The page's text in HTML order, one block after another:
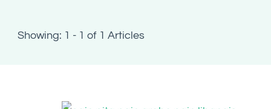
Showing: 1 - 1 of 1 Articles